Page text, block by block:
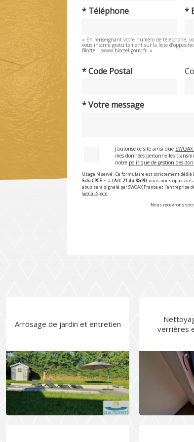
* Téléphone *
« En renseignant votre numéro de téléphone,
vous inscrire gratuitement sur la liste
Bloctel : www.bloctel.gouv.fr. »
* Code Postal
* Votre message
J'autorise ce site ainsi que
mes données personnelles
notre politique de gestion des
Usage réservé : Ce formulaire est strictement
5 du CPCEet à l'Art. 21 du RGPD, nous nous
abus sera signalé par SWOAX France et
Signal-Spam.
Nous recevrons
Arrosage de jardin et entretien
verrières